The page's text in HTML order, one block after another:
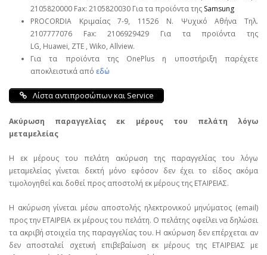
2105820000 Fax: 2105820030 Για τα προϊόντα της Samsung
PROCORDIA Κριμαίας 7-9, 11526 Ν. Ψυχικό Αθήνα Τηλ.
2107777076 Fax: 2106929429 Για τα προϊόντα της
LG, Huawei, ΖΤΕ , Wiko, Allview.
Για τα προϊόντα της OnePlus η υποστήριξη παρέχετε
αποκλειστικά από εδώ
Λίστα αντιπροσώπων και Service
Ακύρωση παραγγελίας εκ μέρους του πελάτη λόγω
μεταμελείας
Η εκ μέρους του πελάτη ακύρωση της παραγγελίας του λόγω
μεταμελείας γίνεται δεκτή μόνο εφόσον δεν έχει το είδος ακόμα
τιμολογηθεί και δοθεί προς αποστολή εκ μέρους της ΕΤΑΙΡΕΙΑΣ.
Η ακύρωση γίνεται μέσω αποστολής ηλεκτρονικού μηνύματος (email)
προς την ΕΤΑΙΡΕΙΑ εκ μέρους του πελάτη. Ο πελάτης οφείλει να δηλώσει
τα ακριβή στοιχεία της παραγγελίας του. Η ακύρωση δεν επέρχεται αν
δεν αποσταλεί σχετική επιβεβαίωση εκ μέρους της ΕΤΑΙΡΕΙΑΣ με